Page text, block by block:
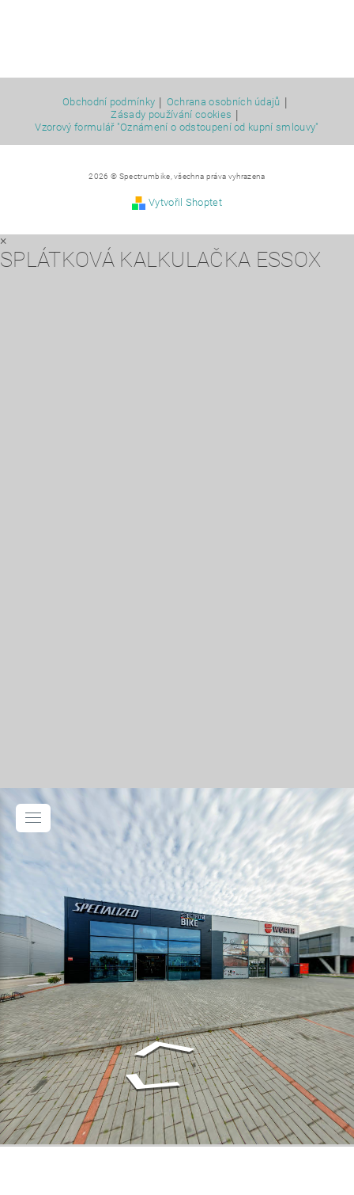
Obchodní podmínky | Ochrana osobních údajů |
Zásady používání cookies |
Vzorový formulář "Oznámení o odstoupení od kupní smlouvy"
2026 © Spectrumbike, všechna práva vyhrazena
Vytvořil Shoptet
×
SPLÁTKOVÁ KALKULAČKA ESSOX